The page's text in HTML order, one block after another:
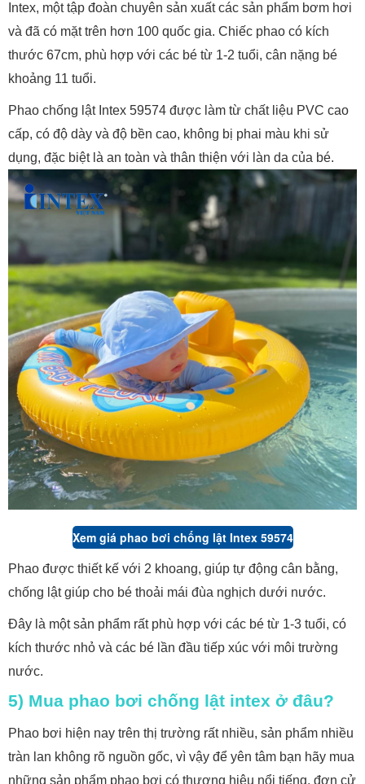
Intex, một tập đoàn chuyên sản xuất các sản phẩm bơm hơi
và đã có mặt trên hơn 100 quốc gia. Chiếc phao có kích
thước 67cm, phù hợp với các bé từ 1-2 tuổi, cân nặng bé
khoảng 11 tuổi.
Phao chống lật Intex 59574 được làm từ chất liệu PVC cao
cấp, có độ dày và độ bền cao, không bị phai màu khi sử
dụng, đặc biệt là an toàn và thân thiện với làn da của bé.
Xem giá phao bơi chống lật Intex 59574
Phao được thiết kế với 2 khoang, giúp tự động cân bằng,
chống lật giúp cho bé thoải mái đùa nghịch dưới nước.
Đây là một sản phẩm rất phù hợp với các bé từ 1-3 tuổi, có
kích thước nhỏ và các bé lần đầu tiếp xúc với môi trường
nước.
5) Mua phao bơi chống lật intex ở đâu?
Phao bơi hiện nay trên thị trường rất nhiều, sản phẩm nhiều
tràn lan không rõ nguồn gốc, vì vậy để yên tâm bạn hãy mua
những sản phẩm phao bơi có thương hiệu nổi tiếng, đơn cử